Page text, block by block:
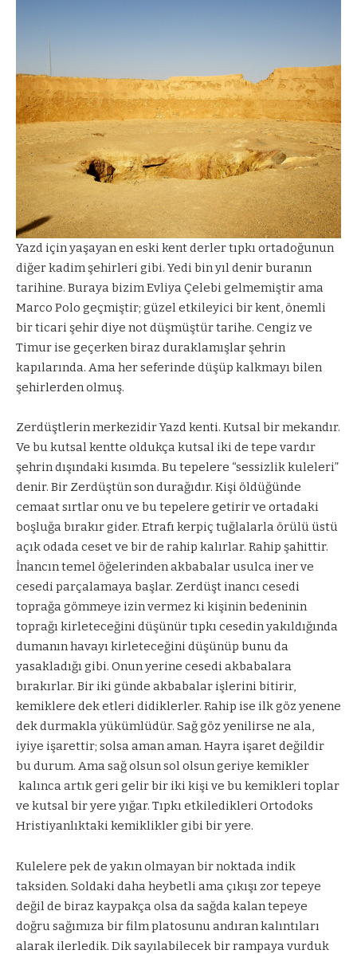
Yazd için yaşayan en eski kent derler tıpkı ortadoğunun
diğer kadim şehirleri gibi. Yedi bin yıl denir buranın
tarihine. Buraya bizim Evliya Çelebi gelmemiştir ama
Marco Polo geçmiştir; güzel etkileyici bir kent, önemli
bir ticari şehir diye not düşmüştür tarihe. Cengiz ve
Timur ise geçerken biraz duraklamışlar şehrin
kapılarında. Ama her seferinde düşüp kalkmayı bilen
şehirlerden olmuş.
Zerdüştlerin merkezidir Yazd kenti. Kutsal bir mekandır.
Ve bu kutsal kentte oldukça kutsal iki de tepe vardır
şehrin dışındaki kısımda. Bu tepelere “sessizlik kuleleri”
denir. Bir Zerdüştün son durağıdır. Kişi öldüğünde
cemaat sırtlar onu ve bu tepelere getirir ve ortadaki
boşluğa bırakır gider. Etrafı kerpiç tuğlalarla örülü üstü
açık odada ceset ve bir de rahip kalırlar. Rahip şahittir.
İnancın temel öğelerinden akbabalar usulca iner ve
cesedi parçalamaya başlar. Zerdüşt inancı cesedi
toprağa gömmeye izin vermez ki kişinin bedeninin
toprağı kirleteceğini düşünür tıpkı cesedin yakıldığında
dumanın havayı kirleteceğini düşünüp bunu da
yasakladığı gibi. Onun yerine cesedi akbabalara
bırakırlar. Bir iki günde akbabalar işlerini bitirir,
kemiklere dek etleri didiklerler. Rahip ise ilk göz yenene
dek durmakla yükümlüdür. Sağ göz yenilirse ne ala,
iyiye işarettir; solsa aman aman. Hayra işaret değildir
bu durum. Ama sağ olsun sol olsun geriye kemikler
kalınca artık geri gelir bir iki kişi ve bu kemikleri toplar
ve kutsal bir yere yığar. Tıpkı etkiledikleri Ortodoks
Hristiyanlıktaki kemiklikler gibi bir yere.
Kulelere pek de yakın olmayan bir noktada indik
taksiden. Soldaki daha heybetli ama çıkışı zor tepeye
değil de biraz kaypakça olsa da sağda kalan tepeye
doğru sağımıza bir film platosunu andıran kalıntıları
alarak ilerledik. Dik sayılabilecek bir rampaya vurduk